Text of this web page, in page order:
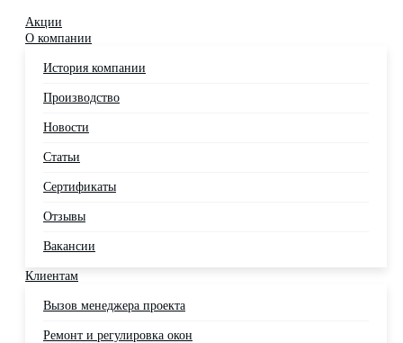
Акции
О компании
История компании
Производство
Новости
Статьи
Сертификаты
Отзывы
Вакансии
Клиентам
Вызов менеджера проекта
Ремонт и регулировка окон